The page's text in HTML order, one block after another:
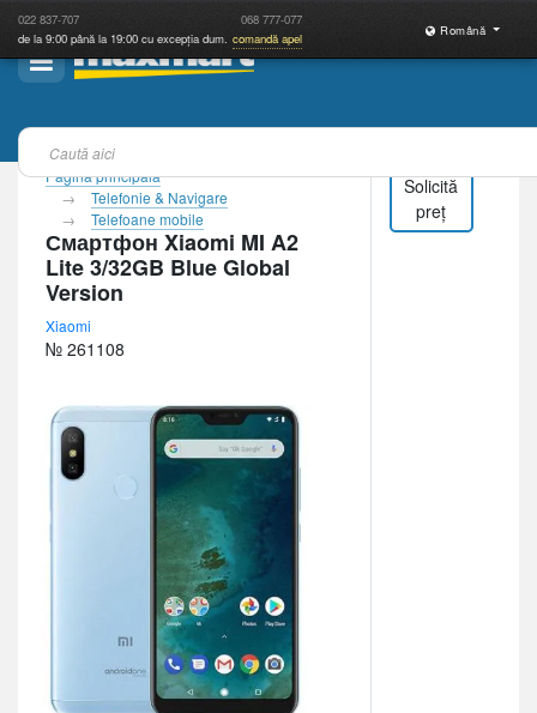
022 837-707 068 777-077
de la 9:00 până la 19:00 cu excepția dum. comandă apel
Română
Pagina principală
Telefonie & Navigare
Telefoane mobile
Смартфон Xiaomi MI A2
Lite 3/32GB Blue Global
Version
Xiaomi
№ 261108
Solicită
preț